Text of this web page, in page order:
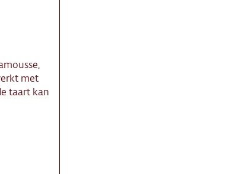
met
taart kan